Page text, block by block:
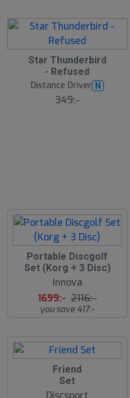
Star Thunderbird
- Refused
Distance Driver N
349:-
Portable Discgolf
Set (Korg + 3 Disc)
Innova
1699:- 2116:-
you save 417:-
Friend
Set
Discsport